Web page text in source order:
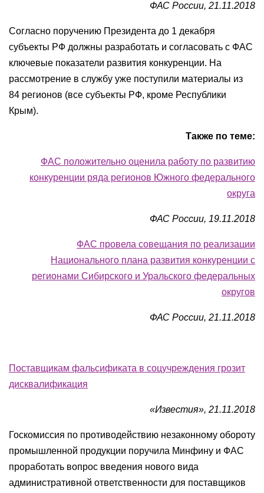
ФАС России, 21.11.2018
Согласно поручению Президента до 1 декабря
субъекты РФ должны разработать и согласовать с ФАС
ключевые показатели развития конкуренции. На
рассмотрение в службу уже поступили материалы из
84 регионов (все субъекты РФ, кроме Республики
Крым).
Также по теме:
ФАС положительно оценила работу по развитию
конкуренции ряда регионов Южного федерального
округа
ФАС России, 19.11.2018
ФАС провела совещания по реализации
Национального плана развития конкуренции с
регионами Сибирского и Уральского федеральных
округов
ФАС России, 21.11.2018
Поставщикам фальсификата в соцучреждения грозит
дисквалификация
«Известия», 21.11.2018
Госкомиссия по противодействию незаконному обороту
промышленной продукции поручила Минфину и ФАС
проработать вопрос введения нового вида
административной ответственности для поставщиков